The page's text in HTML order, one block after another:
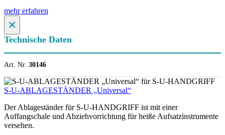
mehr erfahren
×
Technische Daten
Art. Nr. 30146
S-U-ABLAGESTÄNDER „Universal“
Der Ablageständer für S-U-HANDGRIFF ist mit einer
Auffangschale und Abziehvorrichtung für heiße Aufsatzinstrumente
versehen.